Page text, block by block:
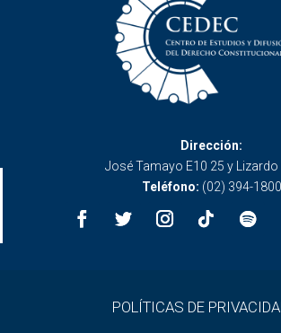
Dirección:
José Tamayo E10 25 y Lizardo
Teléfono: (02) 394-1800
POLÍTICAS DE